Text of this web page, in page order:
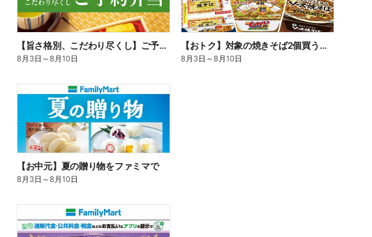
【旨さ格別、こだわり尽くし】ご予約弁当
8月3日 ～8月10日
【おトク】対象の焼きそば2個買うと100円引き!
8月3日 ～8月10日
【お中元】夏の贈り物をファミマで
8月3日 ～8月10日